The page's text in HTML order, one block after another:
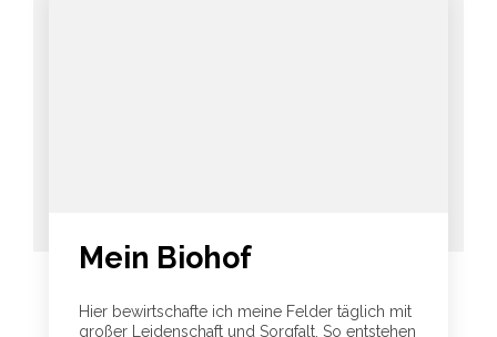
Mein Biohof
Hier bewirtschafte ich meine Felder täglich mit
großer Leidenschaft und Sorgfalt. So entstehen